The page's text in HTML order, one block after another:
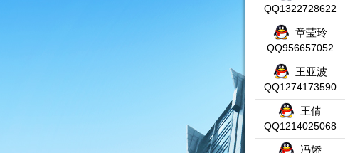
QQ1322728622
章莹玲
QQ956657052
王亚波
QQ1274173590
王倩
QQ1214025068
冯娇